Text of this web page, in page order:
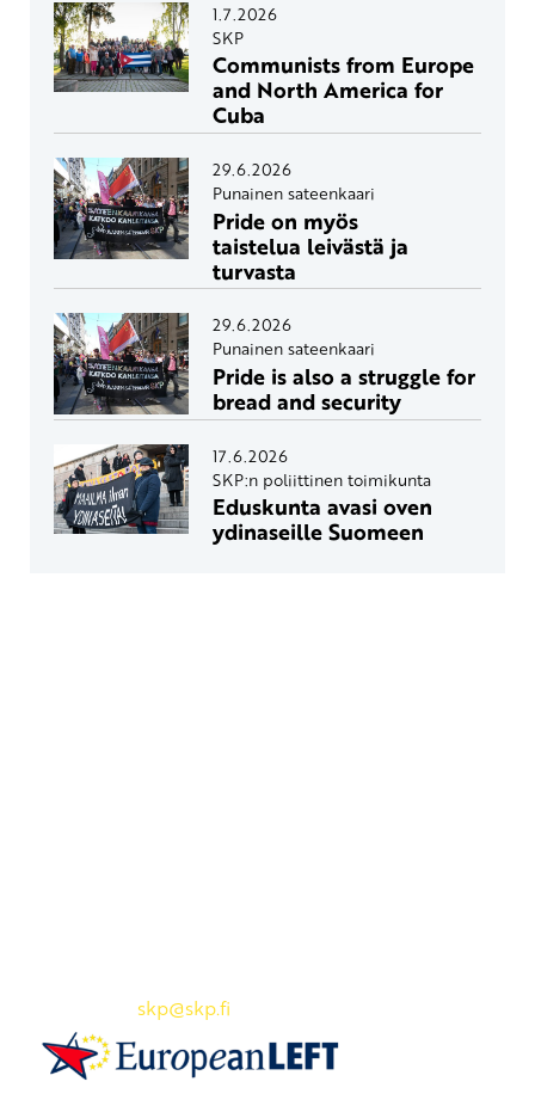
1.7.2026
SKP
Communists from Europe
and North America for
Cuba
29.6.2026
Punainen sateenkaari
Pride on myös
taistelua leivästä ja
turvasta
29.6.2026
Punainen sateenkaari
Pride is also a struggle for
bread and security
17.6.2026
SKP:n poliittinen toimikunta
Eduskunta avasi oven
ydinaseille Suomeen
skp@skp.fi